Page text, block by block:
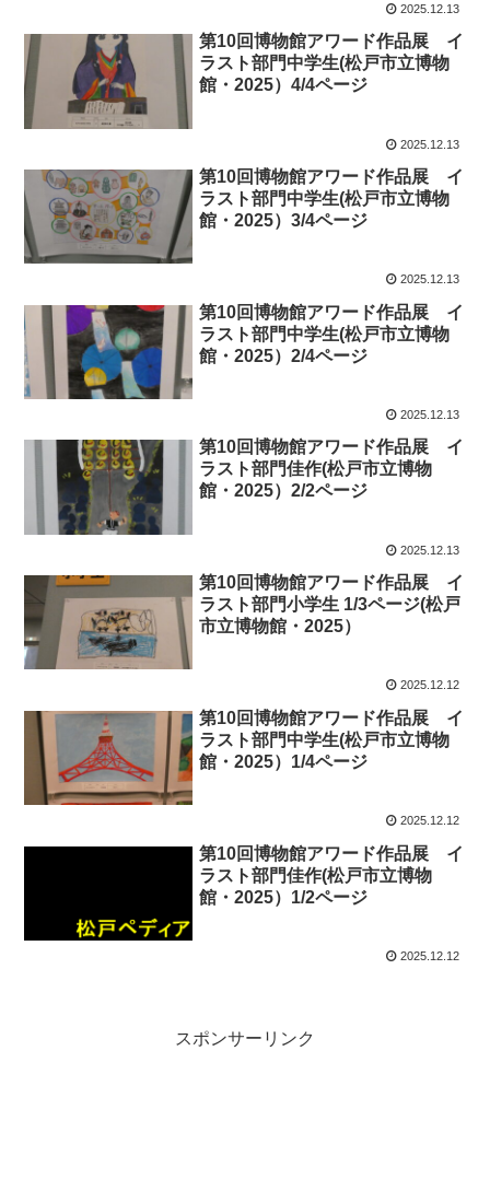
2025.12.13
第10回博物館アワード作品展 イ
ラスト部門中学生(松戸市立博物
館・2025）4/4ページ
2025.12.13
第10回博物館アワード作品展 イ
ラスト部門中学生(松戸市立博物
館・2025）3/4ページ
2025.12.13
第10回博物館アワード作品展 イ
ラスト部門中学生(松戸市立博物
館・2025）2/4ページ
2025.12.13
第10回博物館アワード作品展 イ
ラスト部門佳作(松戸市立博物
館・2025）2/2ページ
2025.12.13
第10回博物館アワード作品展 イ
ラスト部門小学生 1/3ページ(松戸
市立博物館・2025）
2025.12.12
第10回博物館アワード作品展 イ
ラスト部門中学生(松戸市立博物
館・2025）1/4ページ
2025.12.12
第10回博物館アワード作品展 イ
ラスト部門佳作(松戸市立博物
館・2025）1/2ページ
2025.12.12
スポンサーリンク